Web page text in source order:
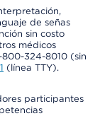
de señas
sin costo
médicos
324-8010 (sin
(línea TTY).
participantes